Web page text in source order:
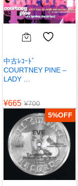
中古ﾚｺｰﾄﾞ
COURTNEY PINE –
LADY …
¥665 ¥700
5%